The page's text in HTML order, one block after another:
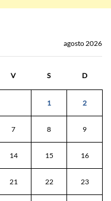
agosto 2026
V S D
1 2
7 8 9
14 15 16
21 22 23